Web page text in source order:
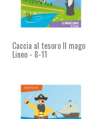
Caccia al tesoro Il mago
Lineo - 8-11